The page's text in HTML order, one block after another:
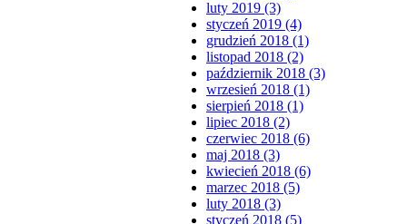
luty 2019 (3)
styczeń 2019 (4)
grudzień 2018 (1)
listopad 2018 (2)
październik 2018 (3)
wrzesień 2018 (1)
sierpień 2018 (1)
lipiec 2018 (2)
czerwiec 2018 (6)
maj 2018 (3)
kwiecień 2018 (6)
marzec 2018 (5)
luty 2018 (3)
styczeń 2018 (5)